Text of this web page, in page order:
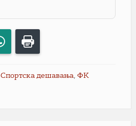
WhatsApp
Спортска дешавања, ФК